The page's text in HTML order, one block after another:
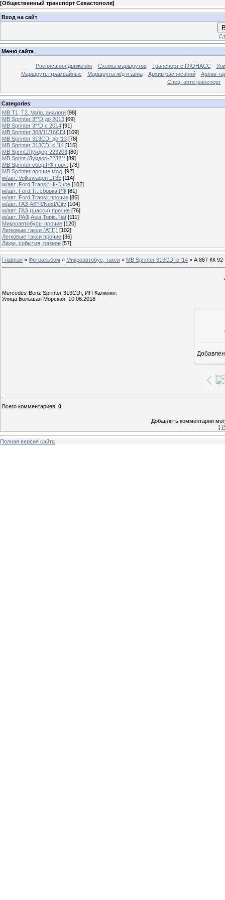
[Общественный транспорт Севастополя]
Вход на сайт
Меню сайта
Расписания движения Схемы маршрутов Транспорт с ГЛОНАСС
Маршруты трамвайные
Маршруты ж/д и авиа Архив расписаний
Архив
Спец. автотранспорт
Categories
MB T1, T2, Vario, аналоги [98]
MB Sprinter 3**D до 2013 [69]
MB Sprinter 3**D с 2014 [91]
MB Sprinter 308/11/16CDI [109]
MB Sprinter 313CDI до '13 [78]
MB Sprinter 313CDI с '14 [115]
MB Sprint./Луидор-223203 [80]
MB Sprint./Луидор-2232** [89]
MB Sprinter сбор.РФ проч. [78]
MB Sprinter прочие мод. [92]
м/авт. Volkswagen LT35 [114]
м/авт. Ford Transit Hi-Cube [102]
м/авт. Ford Tr. сборка РФ [81]
м/авт. Ford Transit прочие [86]
м/авт. ГАЗ A6*R/Next/City [104]
м/авт. ГАЗ (шасси) прочие [76]
м/авт. РАФ,Asia Topic,Fiat [111]
Микроавтобусы прочие [120]
Легковые такси (АТП) [102]
Легковые такси прочие [36]
Люди, события, разное [57]
Главная » Фотоальбом » Микроавтобус, такси » MB Sprinter 313CDI с '14 » А 887 КК 92
Mercedes-Benz Sprinter 313CDI, ИП Калинин.
Улица Большая Морская, 10.06.2018
Всего комментариев: 0
Добавлять комментарии
[
Полная версия сайта